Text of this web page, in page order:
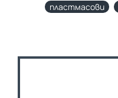
пластмасови